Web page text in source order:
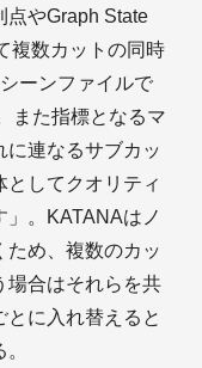
点やGraph State
複数カットの同時
ーンファイルで
また指標となるマ
に連なるサブカッ
としてクオリティ
。KATANAはノ
ため、複数のカッ
場合はそれらを共
に入れ替えると